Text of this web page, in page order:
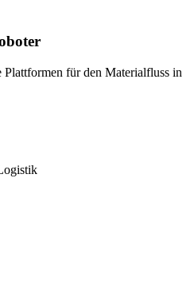
für den Materialfluss in